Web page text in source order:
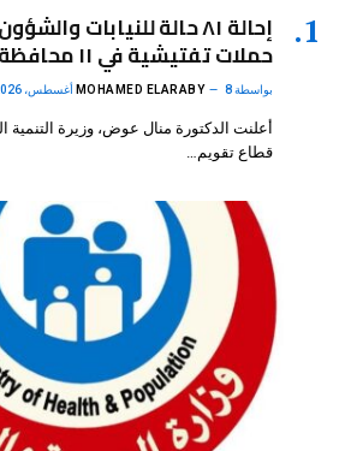
إحالة ٨١ حالة للنيابات
حملات تفتيشية في ١١ محافظة
بواسطة MOHAMED ELARABY 8 أغسطس، 2026
أعلنت الدكتورة منال عوض، وزيرة التنمية
قطاع تقويم…